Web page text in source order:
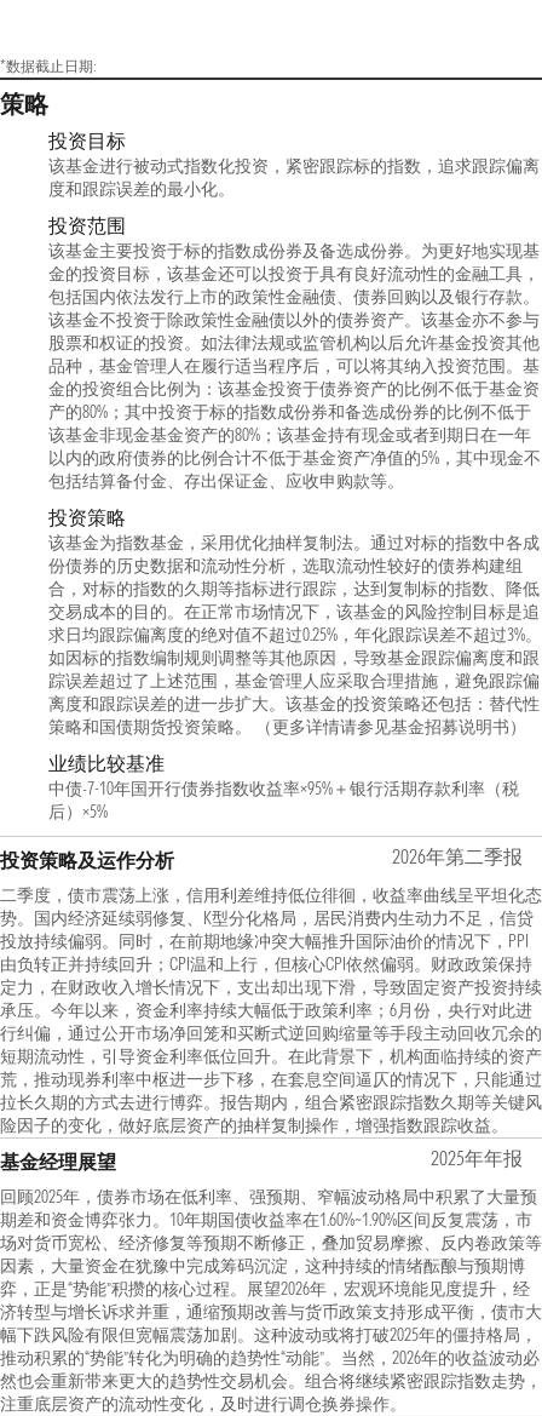
*数据截止日期:
策略
投资目标
该基金进行被动式指数化投资，紧密跟踪标的指数，追求跟踪偏离
度和跟踪误差的最小化。
投资范围
该基金主要投资于标的指数成份券及备选成份券。为更好地实现基
金的投资目标，该基金还可以投资于具有良好流动性的金融工具，
包括国内依法发行上市的政策性金融债、债券回购以及银行存款。
该基金不投资于除政策性金融债以外的债券资产。该基金亦不参与
股票和权证的投资。如法律法规或监管机构以后允许基金投资其他
品种，基金管理人在履行适当程序后，可以将其纳入投资范围。基
金的投资组合比例为：该基金投资于债券资产的比例不低于基金资
产的80%；其中投资于标的指数成份券和备选成份券的比例不低于
该基金非现金基金资产的80%；该基金持有现金或者到期日在一年
以内的政府债券的比例合计不低于基金资产净值的5%，其中现金不
包括结算备付金、存出保证金、应收申购款等。
投资策略
该基金为指数基金，采用优化抽样复制法。通过对标的指数中各成
份债券的历史数据和流动性分析，选取流动性较好的债券构建组
合，对标的指数的久期等指标进行跟踪，达到复制标的指数、降低
交易成本的目的。在正常市场情况下，该基金的风险控制目标是追
求日均跟踪偏离度的绝对值不超过0.25%，年化跟踪误差不超过3%。
如因标的指数编制规则调整等其他原因，导致基金跟踪偏离度和跟
踪误差超过了上述范围，基金管理人应采取合理措施，避免跟踪偏
离度和跟踪误差的进一步扩大。该基金的投资策略还包括：替代性
策略和国债期货投资策略。 （更多详情请参见基金招募说明书）
业绩比较基准
中债-7-10年国开行债券指数收益率×95%＋银行活期存款利率（税
后）×5%
投资策略及运作分析 2026年第二季报
二季度，债市震荡上涨，信用利差维持低位徘徊，收益率曲线呈平坦化态
势。国内经济延续弱修复、K型分化格局，居民消费内生动力不足，信贷
投放持续偏弱。同时，在前期地缘冲突大幅推升国际油价的情况下，PPI
由负转正并持续回升；CPI温和上行，但核心CPI依然偏弱。财政政策保持
定力，在财政收入增长情况下，支出却出现下滑，导致固定资产投资持续
承压。今年以来，资金利率持续大幅低于政策利率；6月份，央行对此进
行纠偏，通过公开市场净回笼和买断式逆回购缩量等手段主动回收冗余的
短期流动性，引导资金利率低位回升。在此背景下，机构面临持续的资产
荒，推动现券利率中枢进一步下移，在套息空间逼仄的情况下，只能通过
拉长久期的方式去进行博弈。报告期内，组合紧密跟踪指数久期等关键风
险因子的变化，做好底层资产的抽样复制操作，增强指数跟踪收益。
基金经理展望 2025年年报
回顾2025年，债券市场在低利率、强预期、窄幅波动格局中积累了大量预
期差和资金博弈张力。10年期国债收益率在1.60%~1.90%区间反复震荡，市
场对货币宽松、经济修复等预期不断修正，叠加贸易摩擦、反内卷政策等
因素，大量资金在犹豫中完成筹码沉淀，这种持续的情绪酝酿与预期博
弈，正是“势能”积攒的核心过程。展望2026年，宏观环境能见度提升，经
济转型与增长诉求并重，通缩预期改善与货币政策支持形成平衡，债市大
幅下跌风险有限但宽幅震荡加剧。这种波动或将打破2025年的僵持格局，
推动积累的“势能”转化为明确的趋势性“动能”。当然，2026年的收益波动必
然也会重新带来更大的趋势性交易机会。组合将继续紧密跟踪指数走势，
注重底层资产的流动性变化，及时进行调仓换券操作。